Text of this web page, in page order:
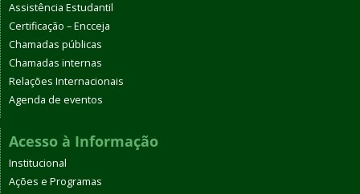
Assistência Estudantil
Certificação – Encceja
Chamadas públicas
Chamadas internas
Relações Internacionais
Agenda de eventos
Acesso à Informação
Institucional
Ações e Programas